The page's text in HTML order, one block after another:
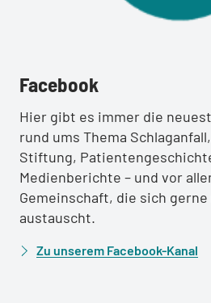
:Facebook
Hier gibt es immer die
rund ums Thema
Stiftung,
Medienberichte – und vor
Gemeinschaft, die sich
austauscht.
Zu unserem Facebook-Kanal